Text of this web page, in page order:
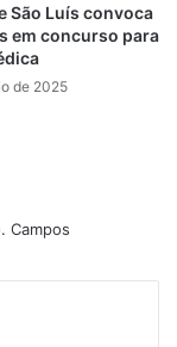
São Luís convoca
em concurso para
de 2025
Campos